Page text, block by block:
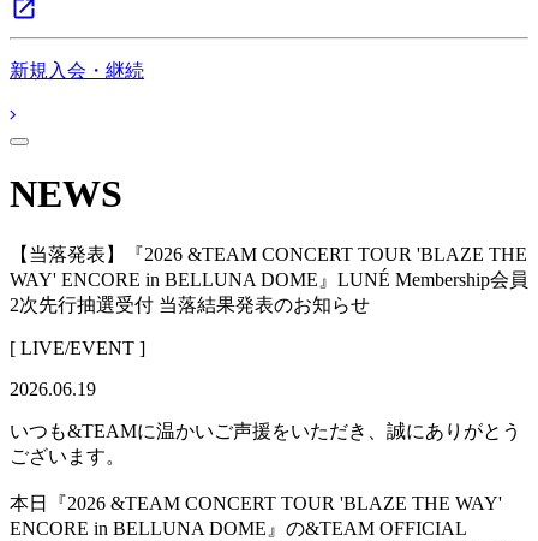
新規入会・継続
NEWS
【当落発表】『2026 &TEAM CONCERT TOUR 'BLAZE THE
WAY' ENCORE in BELLUNA DOME』LUNÉ Membership会員
2次先行抽選受付 当落結果発表のお知らせ
[ LIVE/EVENT ]
2026.06.19
いつも&TEAMに温かいご声援をいただき、誠にありがとう
ございます。
本日『2026 &TEAM CONCERT TOUR 'BLAZE THE WAY'
ENCORE in BELLUNA DOME』の&TEAM OFFICIAL